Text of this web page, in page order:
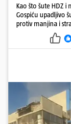
Kao što šute HDZ
Gospiću upadljivo
protiv manjina i
ljubavi prema